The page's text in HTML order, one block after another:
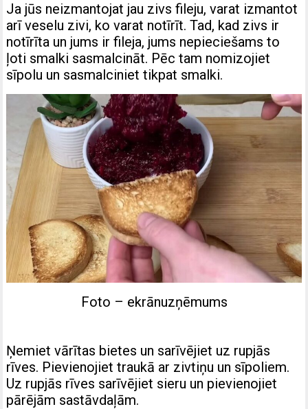
Ja jūs neizmantojat jau zivs fileju, varat izmantot
arī veselu zivi, ko varat notīrīt. Tad, kad zivs ir
notīrīta un jums ir fileja, jums nepieciešams to
ļoti smalki sasmalcināt. Pēc tam nomizojiet
sīpolu un sasmalciniet tikpat smalki.
Foto – ekrānuzņēmums
Ņemiet vārītas bietes un sarīvējiet uz rupjās
rīves. Pievienojiet traukā ar zivtiņu un sīpoliem.
Uz rupjās rīves sarīvējiet sieru un pievienojiet
pārējām sastāvdaļām.